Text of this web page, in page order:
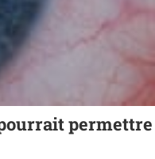
permettre